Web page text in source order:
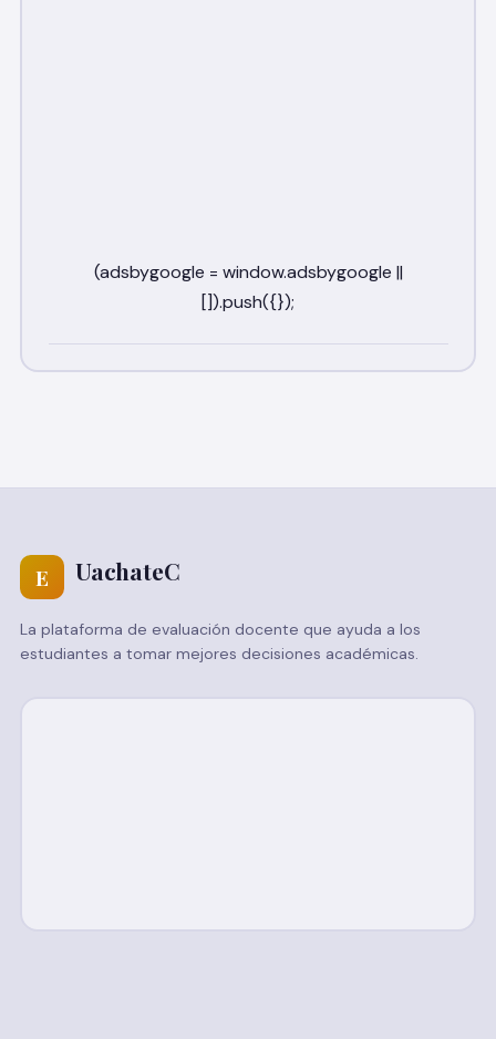
E UachateC
La plataforma de evaluación docente que ayuda a los
estudiantes a tomar mejores decisiones académicas.